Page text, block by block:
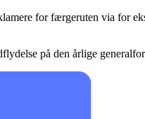
for færgeruten via for
på den årlige